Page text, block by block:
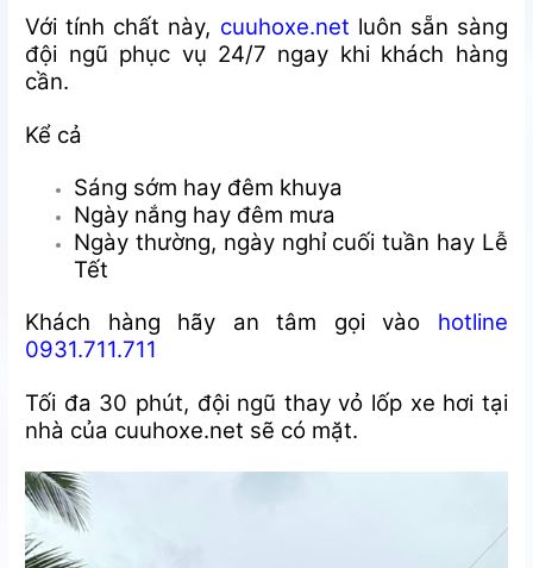
Với tính chất này, cuuhoxe.net luôn sẵn sàng
đội ngũ phục vụ 24/7 ngay khi khách hàng
cần.
Kể cả
Sáng sớm hay đêm khuya
Ngày nắng hay đêm mưa
Ngày thường, ngày nghỉ cuối tuần hay Lễ
Tết
Khách hàng hãy an tâm gọi vào hotline
0931.711.711
Tối đa 30 phút, đội ngũ thay vỏ lốp xe hơi tại
nhà của cuuhoxe.net sẽ có mặt.